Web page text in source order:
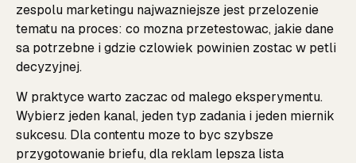
zespolu marketingu najwazniejsze jest przelozenie
tematu na proces: co mozna przetestowac, jakie dane
sa potrzebne i gdzie czlowiek powinien zostac w petli
decyzyjnej.
W praktyce warto zaczac od malego eksperymentu.
Wybierz jeden kanal, jeden typ zadania i jeden miernik
sukcesu. Dla contentu moze to byc szybsze
przygotowanie briefu, dla reklam lepsza lista